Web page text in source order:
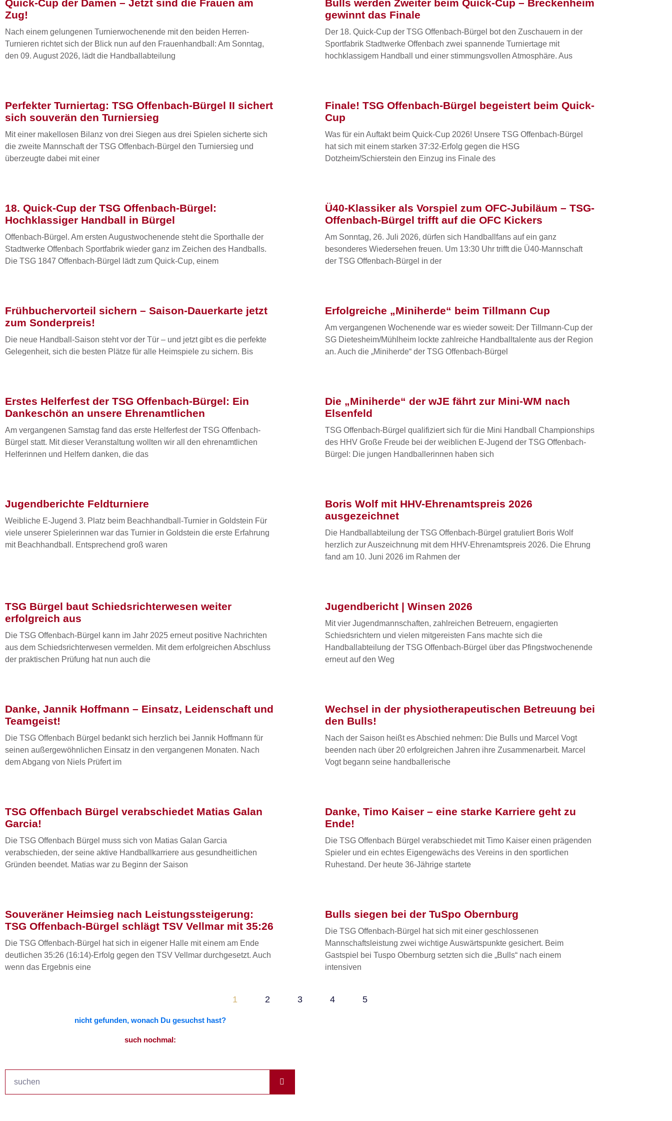
Quick-Cup der Damen – Jetzt sind die Frauen am
Zug!
Nach einem gelungenen Turnierwochenende mit den beiden Herren-
Turnieren richtet sich der Blick nun auf den Frauenhandball: Am Sonntag,
den 09. August 2026, lädt die Handballabteilung
Bulls werden Zweiter beim Quick-Cup – Breckenheim
gewinnt das Finale
Der 18. Quick-Cup der TSG Offenbach-Bürgel bot den Zuschauern in der
Sportfabrik Stadtwerke Offenbach zwei spannende Turniertage mit
hochklassigem Handball und einer stimmungsvollen Atmosphäre. Aus
Perfekter Turniertag: TSG Offenbach-Bürgel II sichert
sich souverän den Turniersieg
Mit einer makellosen Bilanz von drei Siegen aus drei Spielen sicherte sich
die zweite Mannschaft der TSG Offenbach-Bürgel den Turniersieg und
überzeugte dabei mit einer
Finale! TSG Offenbach-Bürgel begeistert beim Quick-
Cup
Was für ein Auftakt beim Quick-Cup 2026! Unsere TSG Offenbach-Bürgel
hat sich mit einem starken 37:32-Erfolg gegen die HSG
Dotzheim/Schierstein den Einzug ins Finale des
18. Quick-Cup der TSG Offenbach-Bürgel:
Hochklassiger Handball in Bürgel
Offenbach-Bürgel. Am ersten Augustwochenende steht die Sporthalle der
Stadtwerke Offenbach Sportfabrik wieder ganz im Zeichen des Handballs.
Die TSG 1847 Offenbach-Bürgel lädt zum Quick-Cup, einem
Ü40-Klassiker als Vorspiel zum OFC-Jubiläum – TSG-
Offenbach-Bürgel trifft auf die OFC Kickers
Am Sonntag, 26. Juli 2026, dürfen sich Handballfans auf ein ganz
besonderes Wiedersehen freuen. Um 13:30 Uhr trifft die Ü40-Mannschaft
der TSG Offenbach-Bürgel in der
Frühbuchervorteil sichern – Saison-Dauerkarte jetzt
zum Sonderpreis!
Die neue Handball-Saison steht vor der Tür – und jetzt gibt es die perfekte
Gelegenheit, sich die besten Plätze für alle Heimspiele zu sichern. Bis
Erfolgreiche „Miniherde“ beim Tillmann Cup
Am vergangenen Wochenende war es wieder soweit: Der Tillmann-Cup der
SG Dietesheim/Mühlheim lockte zahlreiche Handballtalente aus der Region
an. Auch die „Miniherde“ der TSG Offenbach-Bürgel
Erstes Helferfest der TSG Offenbach-Bürgel: Ein
Dankeschön an unsere Ehrenamtlichen
Am vergangenen Samstag fand das erste Helferfest der TSG Offenbach-
Bürgel statt. Mit dieser Veranstaltung wollten wir all den ehrenamtlichen
Helferinnen und Helfern danken, die das
Die „Miniherde“ der wJE fährt zur Mini-WM nach
Elsenfeld
TSG Offenbach-Bürgel qualifiziert sich für die Mini Handball Championships
des HHV Große Freude bei der weiblichen E-Jugend der TSG Offenbach-
Bürgel: Die jungen Handballerinnen haben sich
Jugendberichte Feldturniere
Weibliche E-Jugend 3. Platz beim Beachhandball-Turnier in Goldstein Für
viele unserer Spielerinnen war das Turnier in Goldstein die erste Erfahrung
mit Beachhandball. Entsprechend groß waren
Boris Wolf mit HHV-Ehrenamtspreis 2026
ausgezeichnet
Die Handballabteilung der TSG Offenbach-Bürgel gratuliert Boris Wolf
herzlich zur Auszeichnung mit dem HHV-Ehrenamtspreis 2026. Die Ehrung
fand am 10. Juni 2026 im Rahmen der
TSG Bürgel baut Schiedsrichterwesen weiter
erfolgreich aus
Die TSG Offenbach-Bürgel kann im Jahr 2025 erneut positive Nachrichten
aus dem Schiedsrichterwesen vermelden. Mit dem erfolgreichen Abschluss
der praktischen Prüfung hat nun auch die
Jugendbericht | Winsen 2026
Mit vier Jugendmannschaften, zahlreichen Betreuern, engagierten
Schiedsrichtern und vielen mitgereisten Fans machte sich die
Handballabteilung der TSG Offenbach-Bürgel über das Pfingstwochenende
erneut auf den Weg
Danke, Jannik Hoffmann – Einsatz, Leidenschaft und
Teamgeist!
Die TSG Offenbach Bürgel bedankt sich herzlich bei Jannik Hoffmann für
seinen außergewöhnlichen Einsatz in den vergangenen Monaten. Nach
dem Abgang von Niels Prüfert im
Wechsel in der physiotherapeutischen Betreuung bei
den Bulls!
Nach der Saison heißt es Abschied nehmen: Die Bulls und Marcel Vogt
beenden nach über 20 erfolgreichen Jahren ihre Zusammenarbeit. Marcel
Vogt begann seine handballerische
TSG Offenbach Bürgel verabschiedet Matias Galan
Garcia!
Die TSG Offenbach Bürgel muss sich von Matias Galan Garcia
verabschieden, der seine aktive Handballkarriere aus gesundheitlichen
Gründen beendet. Matias war zu Beginn der Saison
Danke, Timo Kaiser – eine starke Karriere geht zu
Ende!
Die TSG Offenbach Bürgel verabschiedet mit Timo Kaiser einen prägenden
Spieler und ein echtes Eigengewächs des Vereins in den sportlichen
Ruhestand. Der heute 36-Jährige startete
Souveräner Heimsieg nach Leistungssteigerung:
TSG Offenbach-Bürgel schlägt TSV Vellmar mit 35:26
Die TSG Offenbach-Bürgel hat sich in eigener Halle mit einem am Ende
deutlichen 35:26 (16:14)-Erfolg gegen den TSV Vellmar durchgesetzt. Auch
wenn das Ergebnis eine
Bulls siegen bei der TuSpo Obernburg
Die TSG Offenbach-Bürgel hat sich mit einer geschlossenen
Mannschaftsleistung zwei wichtige Auswärtspunkte gesichert. Beim
Gastspiel bei Tuspo Obernburg setzten sich die „Bulls“ nach einem
intensiven
1 2 3 4 5
nicht gefunden, wonach Du gesuchst hast?
such nochmal: